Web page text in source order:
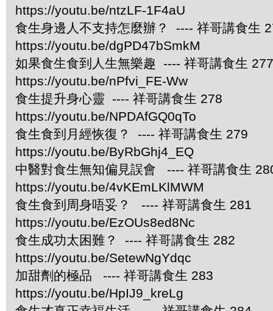
https://youtu.be/ntzLF-1F4aU
食生身邊人不支持怎麼辦？ ---- 祥哥講食生
https://youtu.be/dgPD47bSmkM
如果食生食到人生無樂趣 ---- 祥哥講食生 277
https://youtu.be/nPfvi_FE-Ww
食生提升身心靈 ---- 祥哥講食生 278
https://youtu.be/NPDAfGQ0qTo
食生食到月經恢復？ ---- 祥哥講食生 279
https://youtu.be/ByRbGhj4_EQ
中醫對食生無知偏見誤會 ---- 祥哥講食生
https://youtu.be/4vKEmLKlMWM
食生食到周身唔妥？ ---- 祥哥講食生 281
https://youtu.be/EzOUs8ed8Nc
食生成功太困難？ ---- 祥哥講食生 282
https://youtu.be/SetewNgYdqc
加甜劑的極品 ---- 祥哥講食生 283
https://youtu.be/HpIJ9_kreLg